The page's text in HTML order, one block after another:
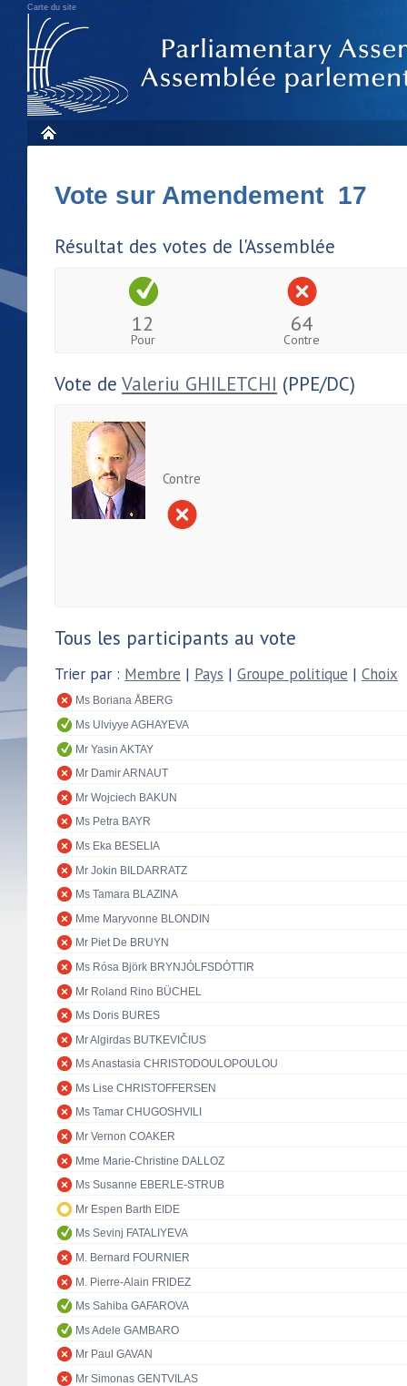
Carte du site
Vote sur Amendement 17
Résultat des votes de l'Assemblée
12
Pour
64
Contre
Vote de Valeriu GHILETCHI (PPE/DC)
Contre
Tous les participants au vote
Trier par : Membre | Pays | Groupe politique | Choix
Ms Boriana ÅBERG
Ms Ulviyye AGHAYEVA
Mr Yasin AKTAY
Mr Damir ARNAUT
Mr Wojciech BAKUN
Ms Petra BAYR
Ms Eka BESELIA
Mr Jokin BILDARRATZ
Ms Tamara BLAZINA
Mme Maryvonne BLONDIN
Mr Piet De BRUYN
Ms Rósa Björk BRYNJÓLFSDÓTTIR
Mr Roland Rino BÜCHEL
Ms Doris BURES
Mr Algirdas BUTKEVIČIUS
Ms Anastasia CHRISTODOULOPOULOU
Ms Lise CHRISTOFFERSEN
Ms Tamar CHUGOSHVILI
Mr Vernon COAKER
Mme Marie-Christine DALLOZ
Ms Susanne EBERLE-STRUB
Mr Espen Barth EIDE
Ms Sevinj FATALIYEVA
M. Bernard FOURNIER
M. Pierre-Alain FRIDEZ
Ms Sahiba GAFAROVA
Ms Adele GAMBARO
Mr Paul GAVAN
Mr Simonas GENTVILAS